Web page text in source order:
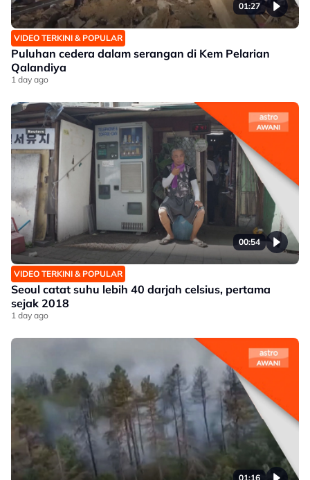
01:27
VIDEO TERKINI & POPULAR
Puluhan cedera dalam serangan di Kem Pelarian
Qalandiya
1 day ago
00:54
VIDEO TERKINI & POPULAR
Seoul catat suhu lebih 40 darjah celsius, pertama
sejak 2018
1 day ago
01:16